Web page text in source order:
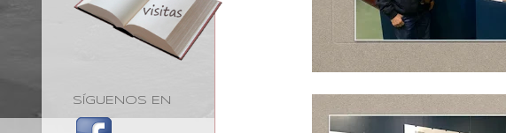
SÍGUENOS EN